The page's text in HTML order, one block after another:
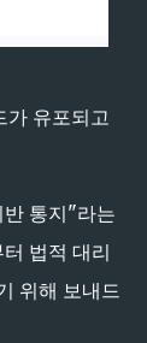
유포되고
반 통지"라는
법적 대리
위해 보내드